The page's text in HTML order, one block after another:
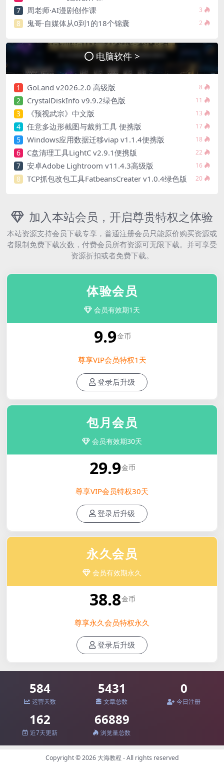
7 周老师·AI漫剧创作课 3
8 鬼哥·自媒体从0到1的18个锦囊 2
电脑软件 >
1 GoLand v2026.2.0 高级版 8
2 CrystalDiskInfo v9.9.2绿色版 11
3 《预视武宗》中文版 13
4 任意多边形截图与裁剪工具 便携版 17
5 Windows应用数据迁移viap v1.1.4便携版 18
6 C盘清理工具LightC v2.9.1便携版 22
7 安卓Adobe Lightroom v11.4.3高级版 16
8 TCP抓包改包工具FatbeansCreater v1.0.4绿色版 20
加入本站会员，开启尊贵特权之体验
本站资源支持会员下载专享，普通注册会员只能原价购买资源或
者限制免费下载次数，付费会员所有资源可无限下载。并可享受
资源折扣或者免费下载。
体验会员
会员有效期1天
9.9金币
尊享VIP会员特权1天
登录后升级
包月会员
会员有效期30天
29.9金币
尊享VIP会员特权30天
登录后升级
永久会员
会员有效期永久
38.8金币
尊享永久会员特权永久
登录后升级
584
运营天数
5431
文章总数
0
今日注册
162
近7天更新
66889
浏览量总数
Copyright © 2026 大海教程 - All rights reserved